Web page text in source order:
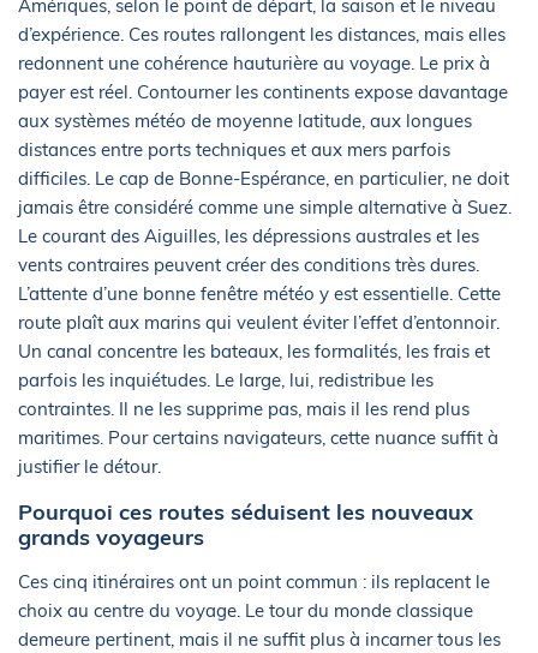
Amériques, selon le point de départ, la saison et le niveau
d’expérience. Ces routes rallongent les distances, mais elles
redonnent une cohérence hauturière au voyage. Le prix à
payer est réel. Contourner les continents expose davantage
aux systèmes météo de moyenne latitude, aux longues
distances entre ports techniques et aux mers parfois
difficiles. Le cap de Bonne-Espérance, en particulier, ne doit
jamais être considéré comme une simple alternative à Suez.
Le courant des Aiguilles, les dépressions australes et les
vents contraires peuvent créer des conditions très dures.
L’attente d’une bonne fenêtre météo y est essentielle. Cette
route plaît aux marins qui veulent éviter l’effet d’entonnoir.
Un canal concentre les bateaux, les formalités, les frais et
parfois les inquiétudes. Le large, lui, redistribue les
contraintes. Il ne les supprime pas, mais il les rend plus
maritimes. Pour certains navigateurs, cette nuance suffit à
justifier le détour.
Pourquoi ces routes séduisent les nouveaux
grands voyageurs
Ces cinq itinéraires ont un point commun : ils replacent le
choix au centre du voyage. Le tour du monde classique
demeure pertinent, mais il ne suffit plus à incarner tous les